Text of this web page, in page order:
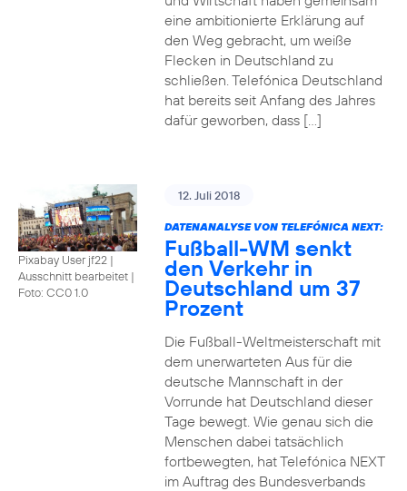
eine ambitionierte Erklärung auf
den Weg gebracht, um weiße
Flecken in Deutschland zu
schließen. Telefónica Deutschland
hat bereits seit Anfang des Jahres
dafür geworben, dass […]
Pixabay User jf22 |
Ausschnitt bearbeitet |
Foto: CC0 1.0
12. Juli 2018
DATENANALYSE VON TELEFÓNICA NEXT:
Fußball-WM senkt
den Verkehr in
Deutschland um 37
Prozent
Die Fußball-Weltmeisterschaft mit
dem unerwarteten Aus für die
deutsche Mannschaft in der
Vorrunde hat Deutschland dieser
Tage bewegt. Wie genau sich die
Menschen dabei tatsächlich
fortbewegten, hat Telefónica NEXT
im Auftrag des Bundesverbands